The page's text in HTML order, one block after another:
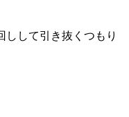
しして引き抜くつもり